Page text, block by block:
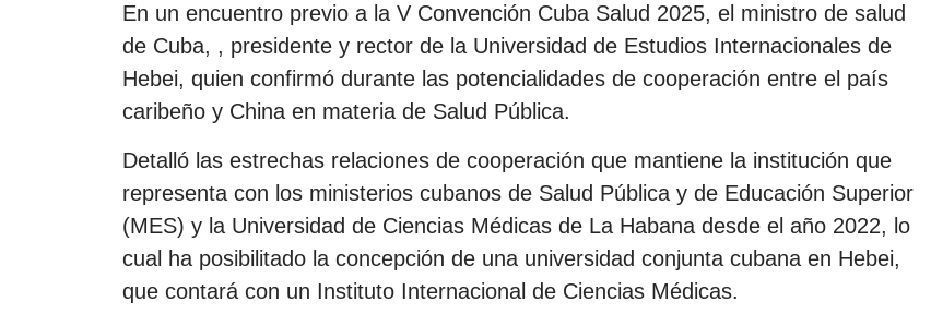
En un encuentro previo a la V Convención Cuba Salud 2025, el ministro de salud
de Cuba, , presidente y rector de la Universidad de Estudios Internacionales de
Hebei, quien confirmó durante las potencialidades de cooperación entre el país
caribeño y China en materia de Salud Pública.
Detalló las estrechas relaciones de cooperación que mantiene la institución que
representa con los ministerios cubanos de Salud Pública y de Educación Superior
(MES) y la Universidad de Ciencias Médicas de La Habana desde el año 2022, lo
cual ha posibilitado la concepción de una universidad conjunta cubana en Hebei,
que contará con un Instituto Internacional de Ciencias Médicas.